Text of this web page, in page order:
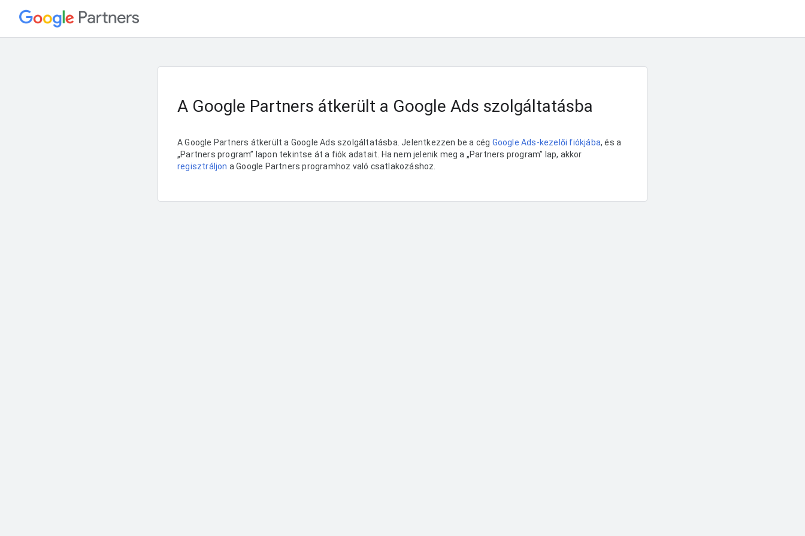
A Google Partners átkerült a Google Ads szolgáltatásba
A Google Partners átkerült a Google Ads szolgáltatásba. Jelentkezzen be a cég Google Ads-kezelői fiókjába, és a
„Partners program” lapon tekintse át a fiók adatait. Ha nem jelenik meg a „Partners program” lap, akkor
regisztráljon a Google Partners programhoz való csatlakozáshoz.